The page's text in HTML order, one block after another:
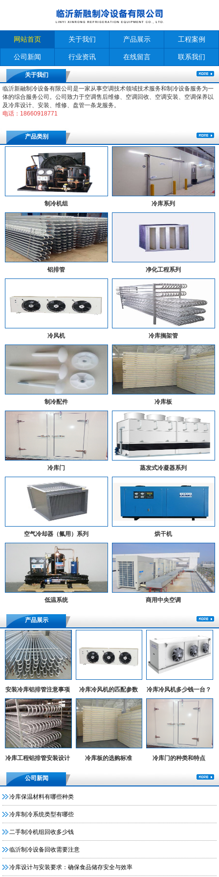
网站首页 关于我们 产品展示 工程案例
公司新闻 行业资讯 在线留言 联系我们
关于我们
临沂新融制冷设备有限公司是一家从事空调技术领域技术服务和制冷设备服务为一
体的综合服务公司。公司致力于空调售后维修、空调回收、空调安装、空调保养以
及冷库设计、安装、维修、盘管一条龙服务。
电话：18660918771
产品类别
制冷机组 冷库系列
铝排管 净化工程系列
冷风机 冷库搁架管
制冷配件 冷库板
冷库门 蒸发式冷凝器系列
空气冷却器（氟用）系列 烘干机
低温系统 商用中央空调
产品展示
安装冷库铝排管注意事项 冷库冷风机的匹配参数 冷库冷风机多少钱一台？
冷库工程铝排管安装设计
冷库板的选购标准 冷库门的种类和特点
公司新闻
冷库保温材料有哪些种类
冷库制冷系统类型有哪些
二手制冷机组回收多少钱
临沂制冷设备回收需要注意
冷库设计与安装要求：确保食品储存安全与效率